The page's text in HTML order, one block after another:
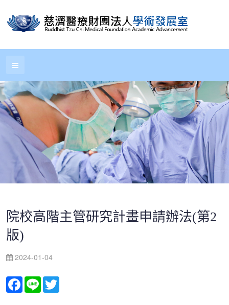
院校高階主管研究計畫申請辦法(第2
版)
2024-01-04
Facebook
Line